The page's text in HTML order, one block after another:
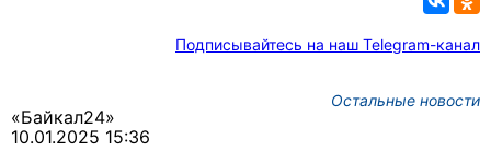
Подписывайтесь на наш Telegram-канал
Остальные новости
«Байкал24»
10.01.2025 15:36